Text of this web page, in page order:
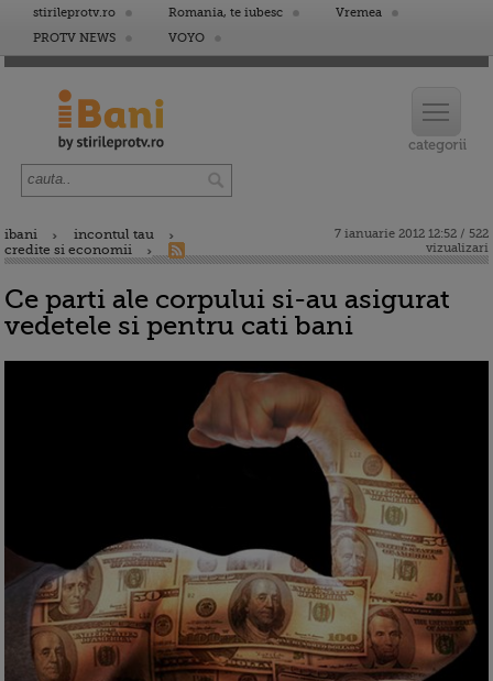
stirileprotv.ro Romania, te iubesc
Vremea
PROTV NEWS
VOYO
ibani
incontul tau
credite si economii
7 ianuarie 2012 12:52 / 522
vizualizari
Ce parti ale corpului si-au asigurat
vedetele si pentru cati bani